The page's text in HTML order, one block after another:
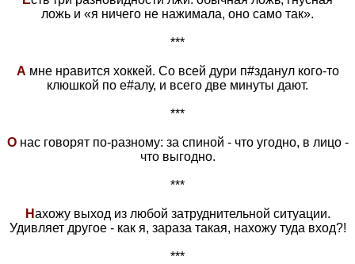
ложь и «я ничего не нажимала, оно само так».
***
А мне нравится хоккей. Со всей дури п#зданул кого-то
клюшкой по е#алу, и всего две минуты дают.
***
Онас говорят по-разному: за спиной - что угодно, в лицо -
что выгодно.
***
Нахожу выход из любой затруднительной ситуации.
Удивляет другое - как я, зараза такая, нахожу туда вход?!
***